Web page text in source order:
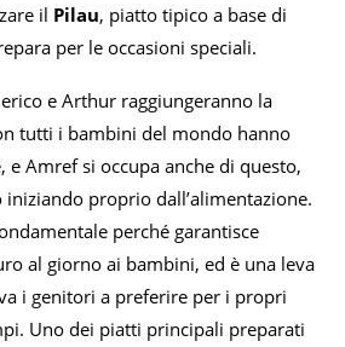
il Pilau, piatto tipico a base di
per le occasioni speciali.
e Arthur raggiungeranno la
tutti i bambini del mondo hanno
e Amref si occupa anche di questo,
proprio dall’alimentazione.
perché garantisce
al giorno ai bambini, ed è una leva
i genitori a preferire per i propri
Uno dei piatti principali preparati